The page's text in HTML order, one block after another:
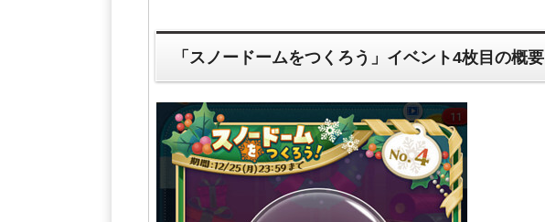
「スノードームをつくろう」イベント4枚目の概要